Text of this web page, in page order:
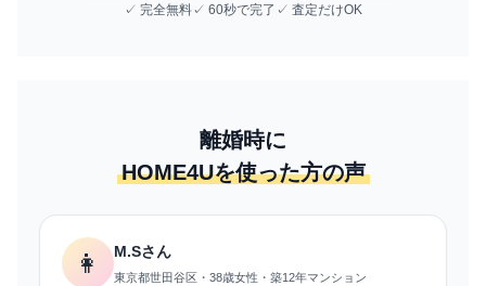
✓ 完全無料✓ 60秒で完了✓ 査定だけOK
離婚時に
HOME4Uを使った方の声
👩 M.Sさん
東京都世田谷区・38歳女性・築12年マンション